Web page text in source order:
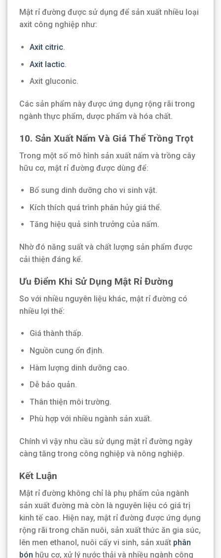
Mật rỉ đường được sử dụng để sản xuất nhiều loại
axit công nghiệp như:
Axit citric.
Axit lactic.
Axit gluconic.
Các sản phẩm này được ứng dụng rộng rãi trong
ngành thực phẩm, dược phẩm và hóa chất.
10. Sản Xuất Nấm Và Giá Thể Trồng Trọt
Trong một số mô hình sản xuất nấm và trồng cây
hữu cơ, mật rỉ đường được dùng để:
Bổ sung dinh dưỡng cho vi sinh vật.
Kích thích quá trình phân hủy giá thể.
Tăng hiệu quả sinh trưởng của nấm.
Nhờ đó năng suất và chất lượng sản phẩm được
cải thiện đáng kể.
Ưu Điểm Khi Sử Dụng Mật Rỉ Đường
So với nhiều nguyên liệu khác, mật rỉ đường có
nhiều lợi thế:
Giá thành thấp.
Nguồn cung ổn định.
Hàm lượng dinh dưỡng cao.
Dễ bảo quản.
Thân thiện môi trường.
Phù hợp với nhiều ngành sản xuất.
Chính vì vậy nhu cầu sử dụng mật rỉ đường ngày
càng tăng trong công nghiệp và nông nghiệp.
Kết Luận
Mật rỉ đường không chỉ là phụ phẩm của ngành
sản xuất đường mà còn là nguyên liệu có giá trị
kinh tế cao. Hiện nay, mật rỉ đường được ứng dụng
rộng rãi trong chăn nuôi, sản xuất thức ăn gia súc,
lên men ethanol, nuôi cấy vi sinh, sản xuất phân
bón hữu cơ, xử lý nước thải và nhiều ngành công